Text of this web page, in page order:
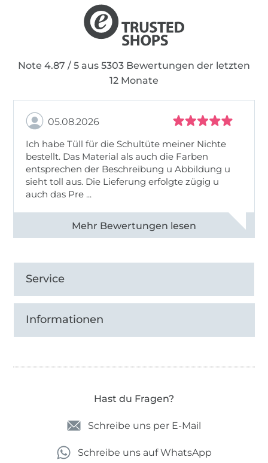
Note 4.87 / 5 aus 5303 Bewertungen der letzten
12 Monate
05.08.2026
Ich habe Tüll für die Schultüte meiner Nichte
bestellt. Das Material als auch die Farben
entsprechen der Beschreibung u Abbildung u
sieht toll aus. Die Lieferung erfolgte zügig u
auch das Pre ...
Alle 82950 Bewertungen ansehen
Service
Informationen
Hast du Fragen?
Schreibe uns per E-Mail
Schreibe uns auf WhatsApp